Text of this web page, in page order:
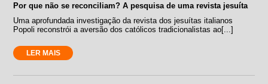
Por que não se reconciliam? A pesquisa de uma revista jesuíta
Uma aprofundada investigação da revista dos jesuítas italianos
Popoli reconstrói a aversão dos católicos tradicionalistas ao[...]
LER MAIS